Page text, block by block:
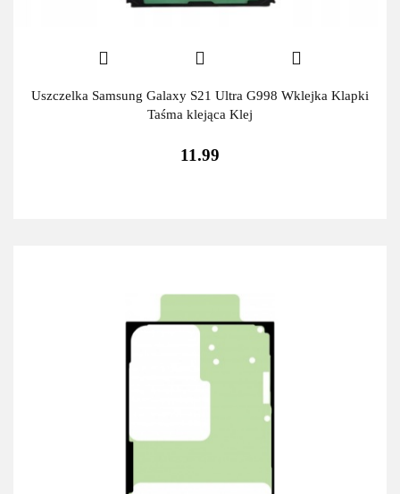
Uszczelka Samsung Galaxy S21 Ultra G998 Wklejka Klapki
Taśma klejąca Klej
11.99